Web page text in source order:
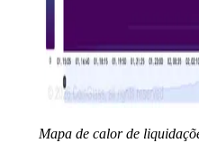
Mapa de calor de